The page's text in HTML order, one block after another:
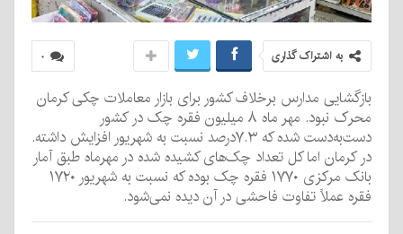
۰ به اشتراک گذاری
بازگشایی مدارس برخلاف کشور برای بازار معاملات چکی کرمان
محرک نبود. مهر ماه ۸ میلیون فقره چک در کشور
دست‌به‌دست شده که ۷.۳درصد نسبت به شهریور افزایش داشته.
در کرمان اما کل تعداد چک‌های کشیده شده در مهرماه طبق آمار
بانک مرکزی ۱۷۷۰ فقره چک بوده که نسبت به شهریور ۱۷۲۰
فقره عملاً تفاوت فاحشی در آن دیده نمی‌شود.